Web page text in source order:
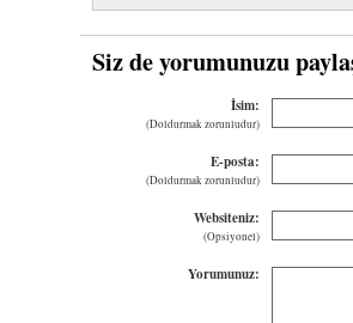
Siz de yorumunuzu
İsim:
(Doldurmak zorunludur)
E-posta:
(Doldurmak zorunludur)
Websiteniz:
(Opsiyonel)
Yorumunuz: